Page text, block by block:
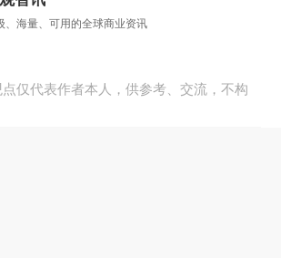
、海量、可用的全球商业资讯
仅代表作者本人，供参考、交流，不构